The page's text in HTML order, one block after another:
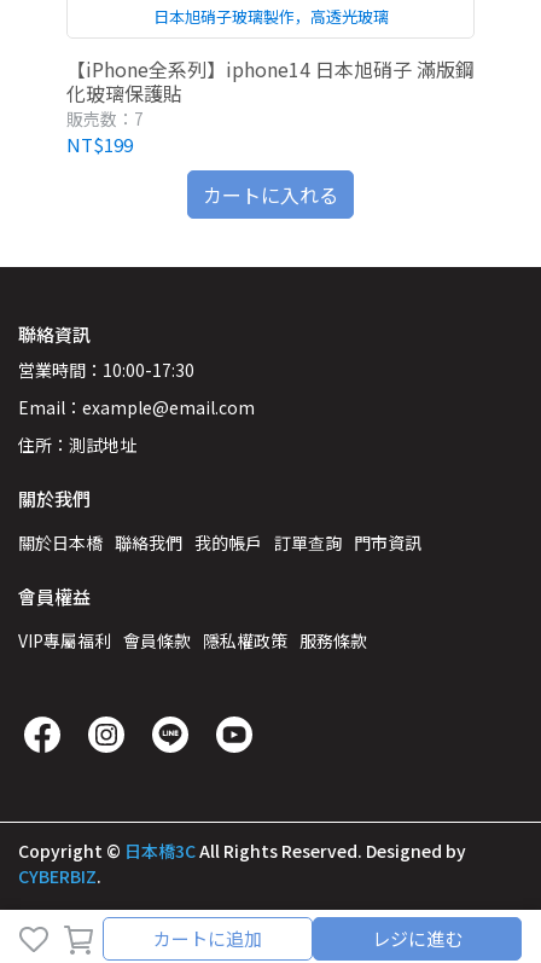
カートに追加 レジに進む
日本旭硝子玻璃製作，高透光玻璃
【iPhone全系列】iphone14 日本旭硝子 滿版鋼
化玻璃保護貼
販売数：7
NT$199
カートに入れる
聯絡資訊
営業時間：10:00-17:30
Email：example@email.com
住所：測試地址
關於我們
關於日本橋 聯絡我們 我的帳戶 訂單查詢 門市資訊
會員權益
VIP專屬福利 會員條款 隱私權政策 服務條款
Copyright © 日本橋3CAll Rights Reserved. Designed by
CYBERBIZ.